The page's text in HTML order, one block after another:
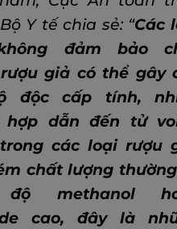
Y tếchia sẻ: “Các
đảm bảo
giả có thể gây
độc cấp tính,
hợp dẫn đến tử
các loại rượu
chất lượng
độ methanol
cao, đây là